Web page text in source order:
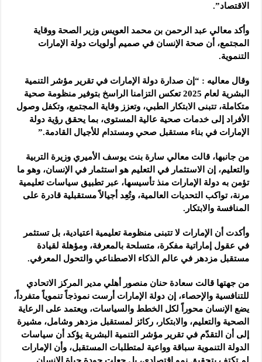
الاقتصاد”.
وأكد معالي عبد الرحمن بن محمد العويس وزير الصحة ووقاية
المجتمع، أن صحة الإنسان في صميم أولويات دولة الإمارات
التنموية.
وقال معاليه : “إن صدارة دولة الإمارات في تقرير مؤشر التنمية
البشرية لعام 2025 تعكس التزامنا الراسخ بتوفير منظومة صحية
متكاملة، تتبنى الابتكار الطبي، وتعزز وقاية المجتمع، وتكفل وصول
الأفراد إلى خدمات صحية عالية المستوى، بما يحقق رؤية دولة
الإمارات في بناء مستقبل صحي ومستدام للأجيال القادمة.”
من جانبها، قالت معالي سارة بنت يوسف الأميري وزيرة التربية
والتعليم، إن الاستثمار في التعليم هو استثمار في الإنسان، وهو ما
تؤمن به دولة الإمارات منذ تأسيسها، عبر تطبيق سياسات تعليمية
مرنة، تواكب التحديات العالمية، وتُعِد أجيالاً مستقبلية قادرة على
المنافسة والابتكار.
وأكدت أن الإمارات لا تتبنى منظومة تعليمية اعتيادية، بل تستثمر
في عقول إماراتية مفكرة، متسلحة بالمعرفة، ومؤهلة لقيادة
مستقبل مزدهر في عالم الذكاء الاصطناعي والتحول المعرفي.
من جهتها قالت سعادة حنان منصور أهلي مدير المركز الاتحادي
للتنافسية والإحصاء، إن دولة الإمارات أرست نموذجاً تنموياً متفرداً،
يضع الإنسان محوراً لكل الخطط والسياسات، ويعتمد على الرعاية
الصحية والتعليم، والابتكار، ركائز لمستقبل مزدهر وشامل، مشيرة
إلى أن التقدّم في تقرير مؤشر التنمية البشرية يؤكد أن سياسات
الدولة التنموية سباقة وواعية لمتطلبات المستقبل، وأن الإمارات
لم تكتفِ بتحقيق نمو اقتصادي، بل جعلت جودة حياة الإنسان